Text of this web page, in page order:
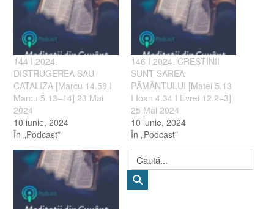
144 I 2024.
DISTRUGEREA SAU
CATALIZA [Marcu 14.58 I
Marcu 5.13–14] 23 Mai
2024
10 iunie, 2024
În „Podcast”
146 I 2024. CREȘTINII
SUNT SAREA
PĂMÂNTULUI [Matei 5.13
I Ioan 4.34 I Evrei 12.2–3]
25 Mai 2024
10 iunie, 2024
În „Podcast”